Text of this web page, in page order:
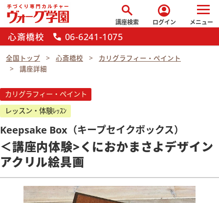
search
講座検索
account_circle
ログイン メニュー
心斎橋校 call 06-6241-1075
全国トップ 心斎橋校
カリグラフィー・ペイント
講座詳細
カリグラフィー・ペイント
レッスン・体験ﾚｯｽﾝ
Keepsake Box（キープセイクボックス）
＜講座内体験>くにおかまさよデザイン
アクリル絵具画